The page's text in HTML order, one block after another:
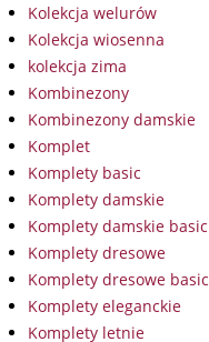
Kolekcja welurów
Kolekcja wiosenna
kolekcja zima
Kombinezony
Kombinezony damskie
Komplet
Komplety basic
Komplety damskie
Komplety damskie basic
Komplety dresowe
Komplety dresowe basic
Komplety eleganckie
Komplety letnie